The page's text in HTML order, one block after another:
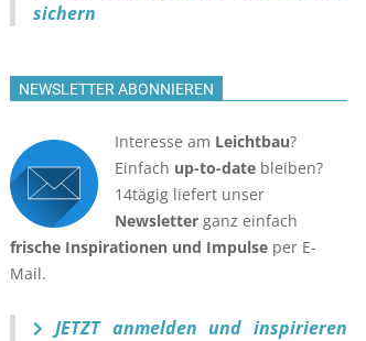
sichern
NEWSLETTER ABONNIEREN
Interesse am Leichtbau?
Einfach up-to-date bleiben?
14tägig liefert unser
Newsletter ganz einfach
frische Inspirationen und Impulse per E-
Mail.
JETZT anmelden und inspirieren